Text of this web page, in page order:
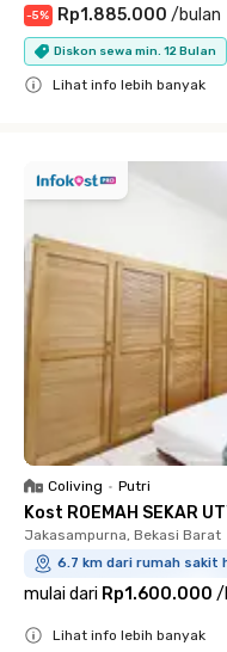
-5% Rp1.885.000 /bulan
Diskon sewa min. 12 Bulan
Lihat info lebih banyak
Coliving • Putri
Kost ROEMAH SEKAR
Jakasampurna, Bekasi Barat
6.7 km dari rumah sakit
mulai dari Rp1.600.000 /
Lihat info lebih banyak